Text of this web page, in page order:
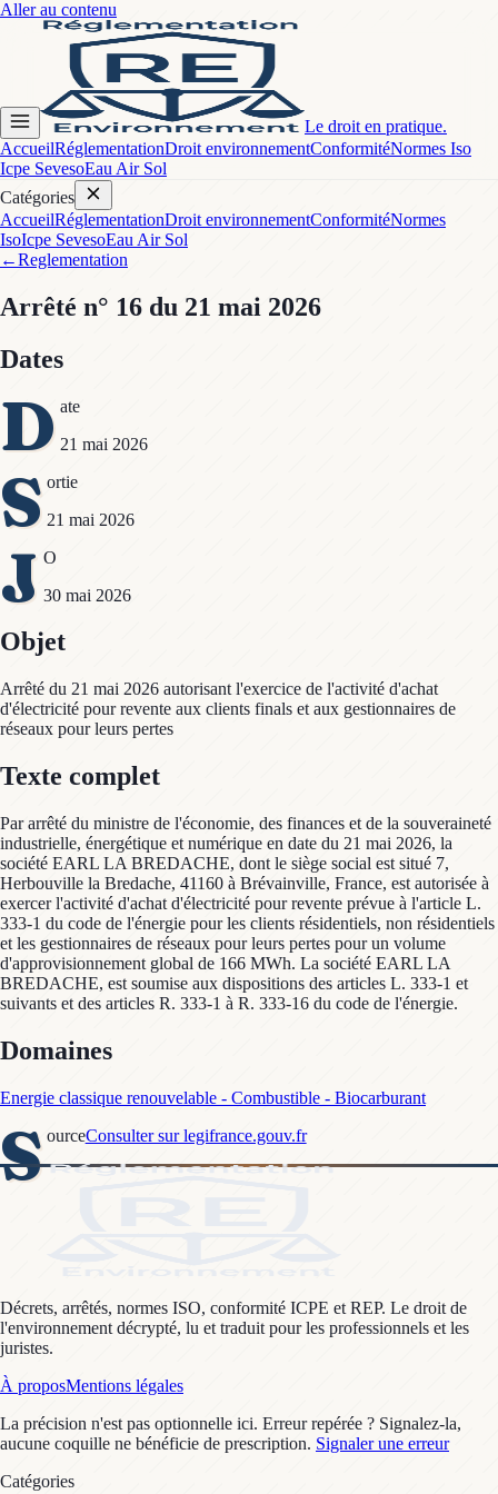
Aller au contenu
Le droit en pratique.
AccueilRéglementationDroit environnementConformitéNormes Iso
Icpe SevesoEau Air Sol
Catégories
AccueilRéglementationDroit environnementConformitéNormes
IsoIcpe SevesoEau Air Sol
←Reglementation
Arrêté n° 16 du 21 mai 2026
Dates
D ate
21 mai 2026
S ortie
21 mai 2026
J O
30 mai 2026
Objet
Arrêté du 21 mai 2026 autorisant l'exercice de l'activité d'achat
d'électricité pour revente aux clients finals et aux gestionnaires de
réseaux pour leurs pertes
Texte complet
Par arrêté du ministre de l'économie, des finances et de la souveraineté
industrielle, énergétique et numérique en date du 21 mai 2026, la
société EARL LA BREDACHE, dont le siège social est situé 7,
Herbouville la Bredache, 41160 à Brévainville, France, est autorisée à
exercer l'activité d'achat d'électricité pour revente prévue à l'article L.
333-1 du code de l'énergie pour les clients résidentiels, non résidentiels
et les gestionnaires de réseaux pour leurs pertes pour un volume
d'approvisionnement global de 166 MWh. La société EARL LA
BREDACHE, est soumise aux dispositions des articles L. 333-1 et
suivants et des articles R. 333-1 à R. 333-16 du code de l'énergie.
Domaines
Energie classique renouvelable - Combustible - Biocarburant
S ourceConsulter sur legifrance.gouv.fr
Décrets, arrêtés, normes ISO, conformité ICPE et REP. Le droit de
l'environnement décrypté, lu et traduit pour les professionnels et les
juristes.
À proposMentions légales
La précision n'est pas optionnelle ici. Erreur repérée ? Signalez-la,
aucune coquille ne bénéficie de prescription. Signaler une erreur
Catégories